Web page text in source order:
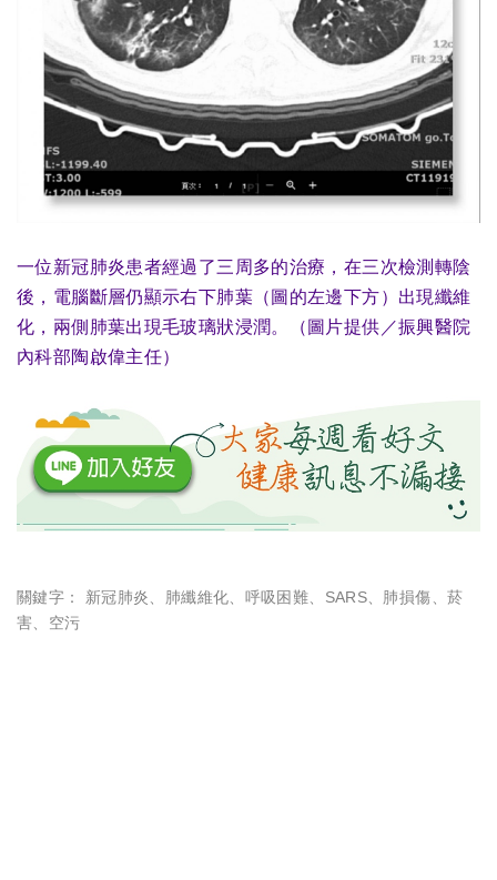
一位新冠肺炎患者經過了三周多的治療，在三次檢測轉陰
後，電腦斷層仍顯示右下肺葉（圖的左邊下方）出現纖維
化，兩側肺葉出現毛玻璃狀浸潤。（圖片提供／振興醫院
內科部陶啟偉主任）
關鍵字： 新冠肺炎 肺纖維化 呼吸困難 SARS 肺損傷
菸
害
空污